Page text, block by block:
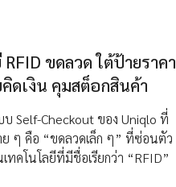
ขดลวด ใต้ป้ายราคา
คิดเงิน คุมสต็อกสินค้า
บ Self-Checkout ของ Uniqlo ที่
ย ๆ คือ “ขดลวดเล็ก ๆ” ที่ซ่อนตัว
ทคโนโลยีที่มีชื่อเรียกว่า “RFID”